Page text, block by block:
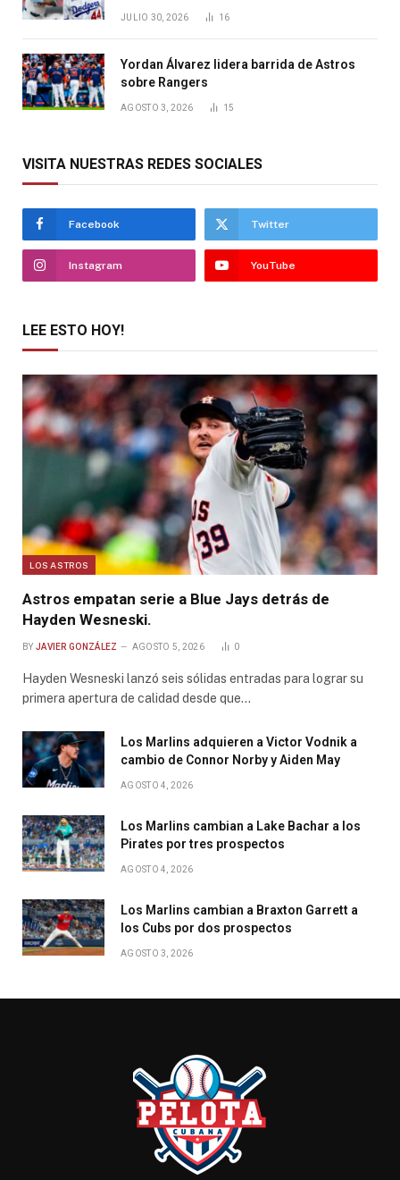
JULIO 30, 2026 16
Yordan Álvarez lidera barrida de Astros
sobre Rangers
AGOSTO 3, 2026 15
VISITA NUESTRAS REDES SOCIALES
Facebook Twitter
Instagram YouTube
LEE ESTO HOY!
LOS ASTROS
Astros empatan serie a Blue Jays detrás de
Hayden Wesneski.
BY JAVIER GONZÁLEZ AGOSTO 5, 2026 0
Hayden Wesneski lanzó seis sólidas entradas para lograr su
primera apertura de calidad desde que…
Los Marlins adquieren a Victor Vodnik a
cambio de Connor Norby y Aiden May
AGOSTO 4, 2026
Los Marlins cambian a Lake Bachar a los
Pirates por tres prospectos
AGOSTO 4, 2026
Los Marlins cambian a Braxton Garrett a
los Cubs por dos prospectos
AGOSTO 3, 2026